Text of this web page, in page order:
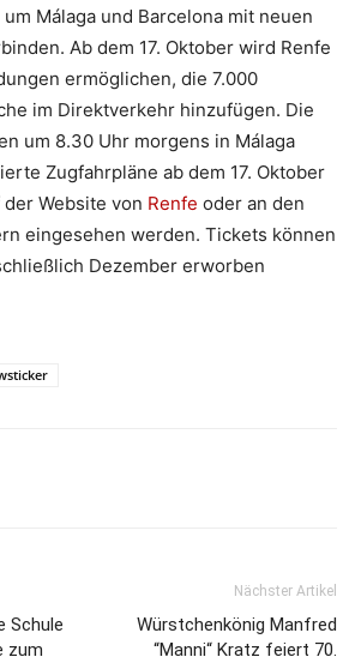
Málaga und Barcelona mit neuen
Ab dem 17. Oktober wird Renfe
ermöglichen, die 7.000
im Direktverkehr hinzufügen. Die
um 8.30 Uhr morgens in Málaga
Zugfahrpläne ab dem 17. Oktober
Website von Renfe oder an den
eingesehen werden. Tickets können
Dezember erworben
Schule
zum
Nächster Artikel
Würstchenkönig Manfred
“Manni“ Kratz feiert 70.